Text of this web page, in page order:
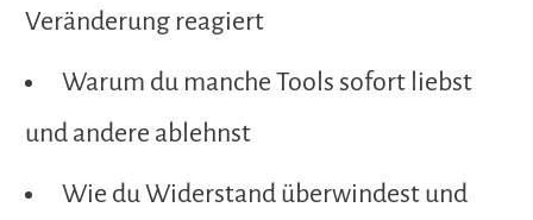
Veränderung reagiert
Warum du manche Tools sofort liebst
und andere ablehnst
Wie du Widerstand überwindest und